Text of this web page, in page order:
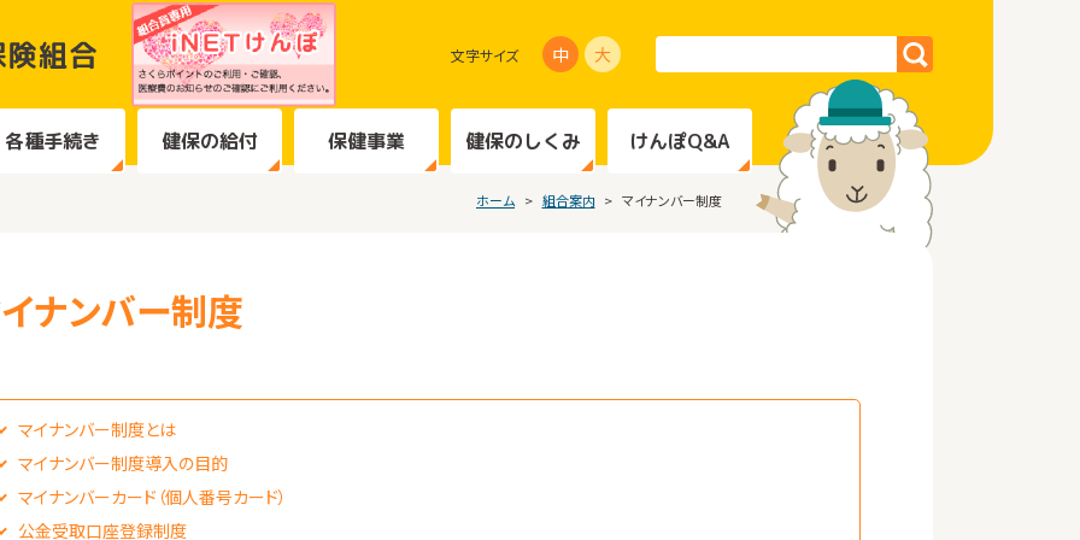
文字サイズ 中 大
各種手続き 健保の給付 保健事業 健保のしくみ けんぽQ&A
ホーム 組合案内 マイナンバー制度
ナンバー制度
マイナンバー制度とは
マイナンバー制度導入の目的
マイナンバーカード（個人番号カード）
公金受取口座登録制度